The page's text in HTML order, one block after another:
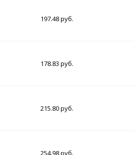
197.48 руб.
178.83 руб.
215.80 руб.
254.98 руб.